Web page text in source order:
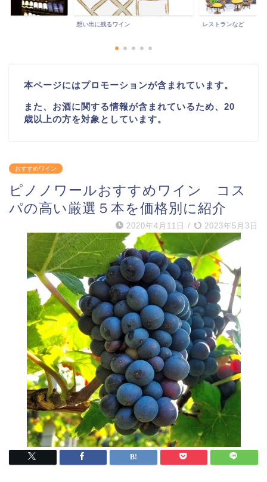
レストランなど ワインイベントなど
本ページにはプロモーションが含まれています。
また、お酒に関する情報が含まれているため、20
歳以上の方を対象としています。
おすすめワイン
ピノノワールおすすめワイン コス
パの高い厳選５本を価格別に紹介
2020年4月11日 / 2023年5月3日